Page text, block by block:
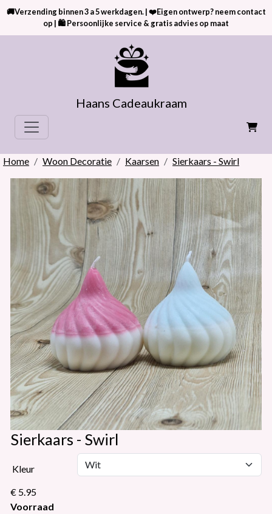
🚚Verzending binnen 3 a 5 werkdagen. | ❤️Eigen ontwerp? neem contact
op | 🛍 Persoonlijke service & gratis advies op maat
Haans Cadeaukraam
Home Woon Decoratie Kaarsen Sierkaars - Swirl
Sierkaars - Swirl
Kleur
€ 5.95
Voorraad